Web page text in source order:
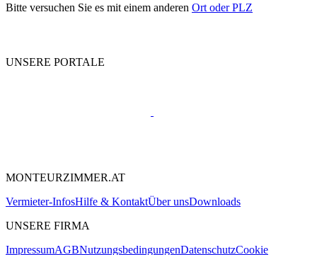
Bitte versuchen Sie es mit einem anderen Ort oder PLZ
UNSERE PORTALE
MONTEURZIMMER.AT
Vermieter-InfosHilfe & KontaktÜber unsDownloads
UNSERE FIRMA
ImpressumAGBNutzungsbedingungenDatenschutzCookie